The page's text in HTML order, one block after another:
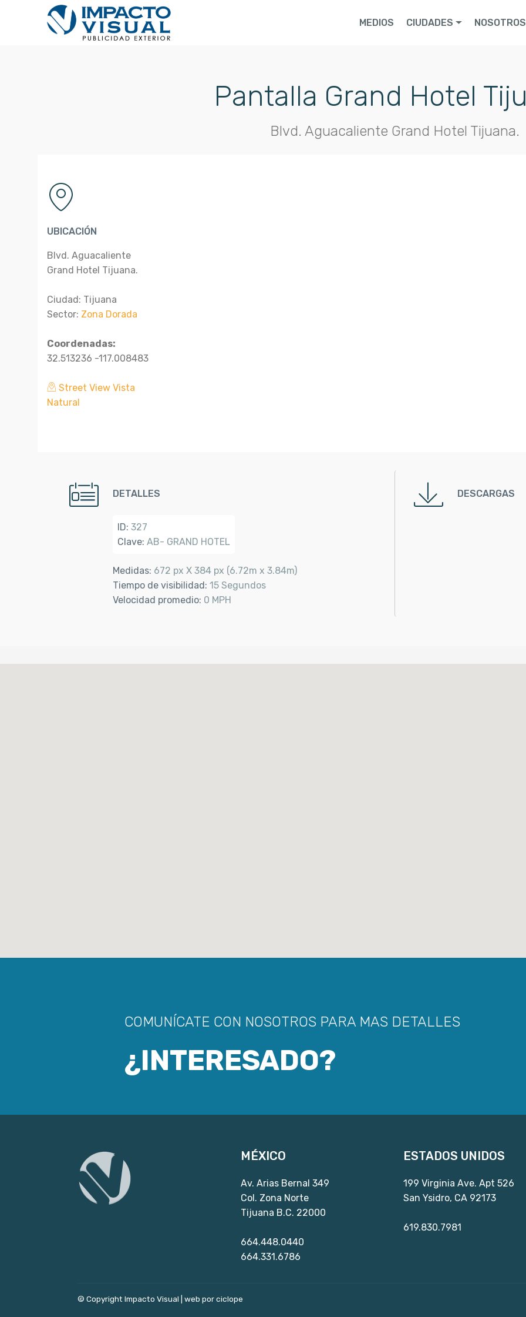
MEDIOS CIUDADES NOSOTROS
Pantalla Grand Hotel
Blvd. Aguacaliente Grand Hotel Tijuana.
UBICACIÓN
Blvd. Aguacaliente
Grand Hotel Tijuana.
Ciudad: Tijuana
Sector: Zona Dorada
Coordenadas:
32.513236 -117.008483
Street View Vista
Natural
DETALLES
ID: 327
Clave: AB- GRAND HOTEL
Medidas: 672 px X 384 px (6.72m x 3.84m)
Tiempo de visibilidad: 15 Segundos
Velocidad promedio: 0 MPH
DESCARGAS
COMUNÍCATE CON NOSOTROS PARA MAS DETALLES
¿INTERESADO?
MÉXICO
Av. Arias Bernal 349
Col. Zona Norte
Tijuana B.C. 22000
664.448.0440
664.331.6786
ESTADOS UNIDOS
199 Virginia Ave. Apt 526
San Ysidro, CA 92173
619.830.7981
© Copyright Impacto Visual | web por ciclope